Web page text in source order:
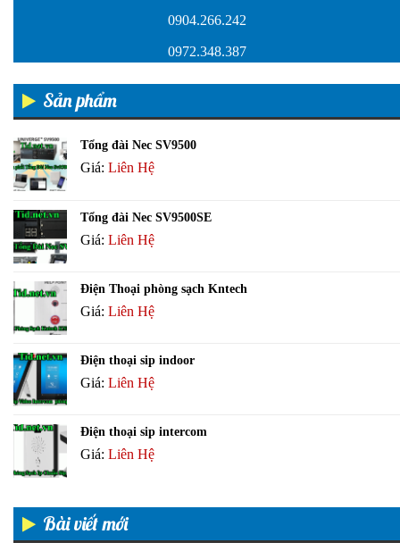
0904.266.242
0972.348.387
Sản phẩm
Tổng đài Nec SV9500
Giá: Liên Hệ
Tổng đài Nec SV9500SE
Giá: Liên Hệ
Điện Thoại phòng sạch Kntech
Giá: Liên Hệ
Điện thoại sip indoor
Giá: Liên Hệ
Điện thoại sip intercom
Giá: Liên Hệ
Bài viết mới